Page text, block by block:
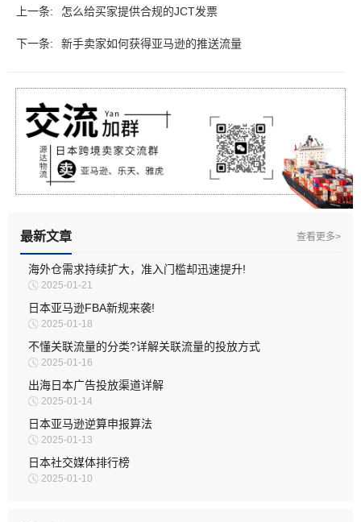
上一条: 怎么给买家提供合规的JCT发票
下一条: 新手卖家如何获得亚马逊的推送流量
最新文章 查看更多>
海外仓需求持续扩大，准入门槛却迅速提升!
2025-01-21
日本亚马逊FBA新规来袭!
2025-01-18
不懂关联流量的分类?详解关联流量的投放方式
2025-01-16
出海日本广告投放渠道详解
2025-01-14
日本亚马逊逆算申报算法
2025-01-13
日本社交媒体排行榜
2025-01-10